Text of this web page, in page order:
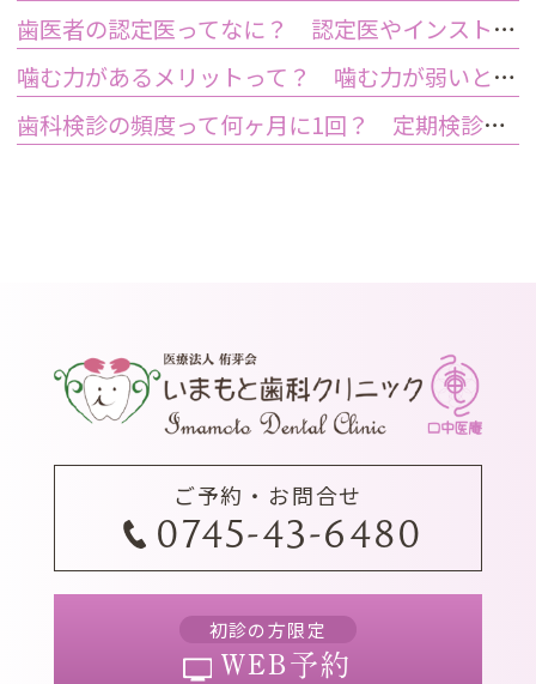
歯医者の認定医ってなに？ 認定医やインストラクターの資格を持つ歯医者のメリット
噛む力があるメリットって？ 噛む力が弱いとどうなるの？
歯科検診の頻度って何ヶ月に1回？ 定期検診って何するの？
ご予約・お問合せ
0745-43-6480
初診の方限定
WEB予約